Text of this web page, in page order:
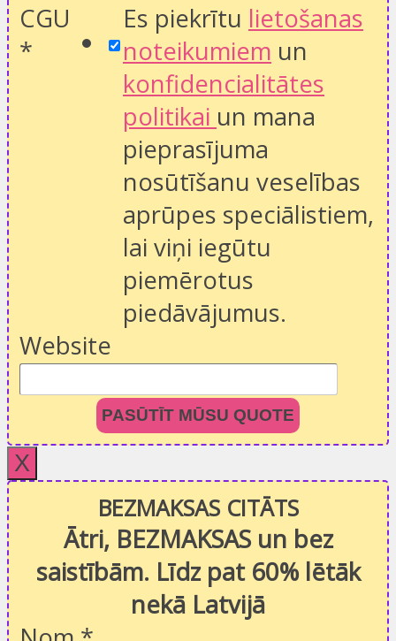
CGU
*
Es piekrītu lietošanas
noteikumiem un
konfidencialitātes
politikai un mana
pieprasījuma
nosūtīšanu veselības
aprūpes speciālistiem,
lai viņi iegūtu
piemērotus
piedāvājumus.
Website
PASŪTĪT MŪSU QUOTE
X
BEZMAKSAS CITĀTS
Ātri, BEZMAKSAS un bez
saistībām. Līdz pat 60% lētāk
nekā Latvijā